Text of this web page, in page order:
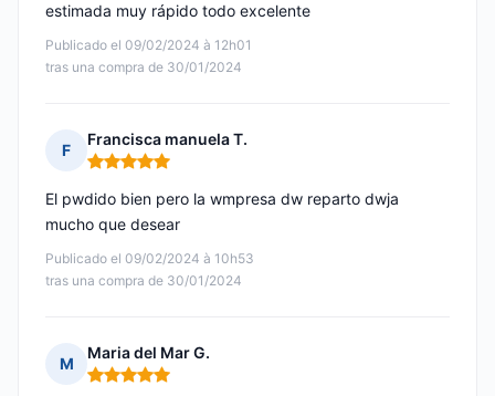
Publicado el 09/02/2024 à 12h01
tras una compra de 30/01/2024
estimada muy rápido todo excelente
F
Francisca manuela T.
Nota: 5 de 5
Publicado el 09/02/2024 à 10h53
tras una compra de 30/01/2024
El pwdido bien pero la wmpresa dw reparto dwja
mucho que desear
M
Maria del Mar G.
Nota: 5 de 5